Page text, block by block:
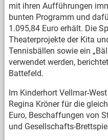
mit ihren Aufführungen
bunten Programm und
1.095,84 Euro erhält. Die
Theaterprojekte der Kita
Tennisbällen sowie ein
verwendet werden,
Battefeld.
Im Kinderhort Vellmar-
Regina Kröner für die
Euro, Beschaffungen von
und Gesellschafts-